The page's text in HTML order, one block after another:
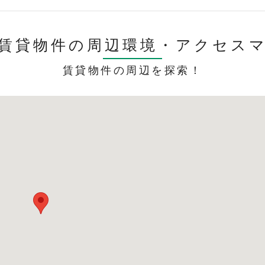
貸物件の周辺環境・ アクセス
賃貸物件の周辺を探索！